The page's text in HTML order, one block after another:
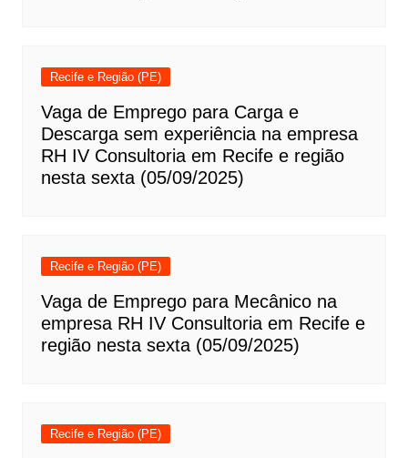
Recife e Região (PE)
Vaga de Emprego para Carga e
Descarga sem experiência na empresa
RH IV Consultoria em Recife e região
nesta sexta (05/09/2025)
Recife e Região (PE)
Vaga de Emprego para Mecânico na
empresa RH IV Consultoria em Recife e
região nesta sexta (05/09/2025)
Recife e Região (PE)